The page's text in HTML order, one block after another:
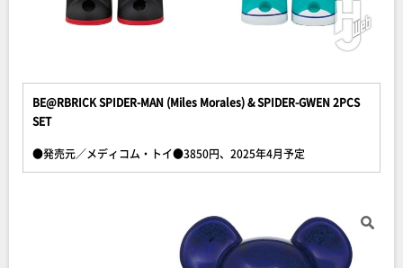
BE@RBRICK SPIDER-MAN (Miles Morales) & SPIDER-GWEN 2PCS
SET
●発売元／メディコム・トイ●3850円、2025年4月予定